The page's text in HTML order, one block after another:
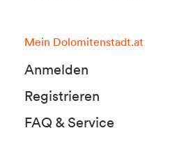
Mein Dolomitenstadt.at
Anmelden
Registrieren
FAQ & Service